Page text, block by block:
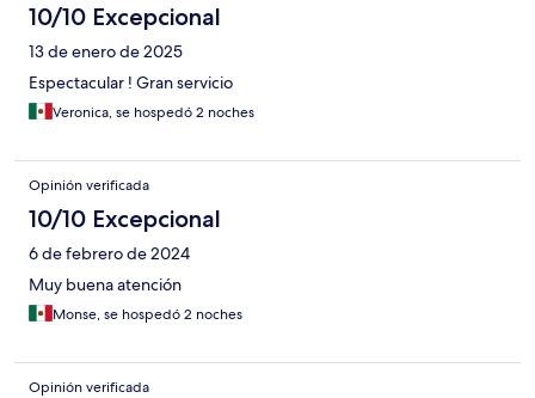
10/10 Excepcional
13 de enero de 2025
Espectacular ! Gran servicio
Veronica, se hospedó 2 noches
Opinión verificada
10/10 Excepcional
6 de febrero de 2024
Muy buena atención
Monse, se hospedó 2 noches
Opinión verificada